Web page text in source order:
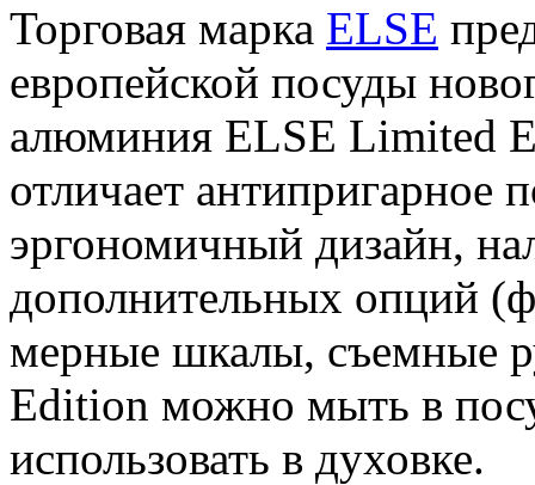
Торговая марка ELSE
европейской посуды
алюминия ELSE Limited
отличает антипригарное
эргономичный дизайн,
дополнительных опций
мерные шкалы, съемные
Edition можно мыть в
использовать в духовке.